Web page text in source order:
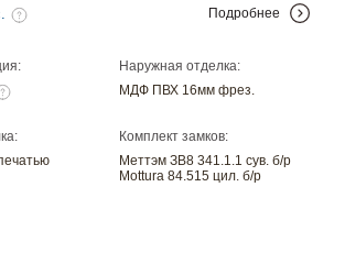
Наружная отделка:
МДФ ПВХ 16мм фрез.
Комплект замков:
Меттэм ЗВ8 341.1.1 сув. б/р
Mottura 84.515 цил. б/р
Подробнее